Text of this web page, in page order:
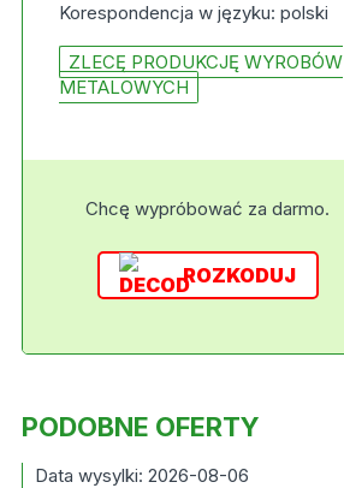
Korespondencja w języku: polski
ZLECĘ PRODUKCJĘ WYROBÓW
METALOWYCH
Chcę wypróbować za darmo.
ROZKODUJ
PODOBNE OFERTY
Data wysylki: 2026-08-06